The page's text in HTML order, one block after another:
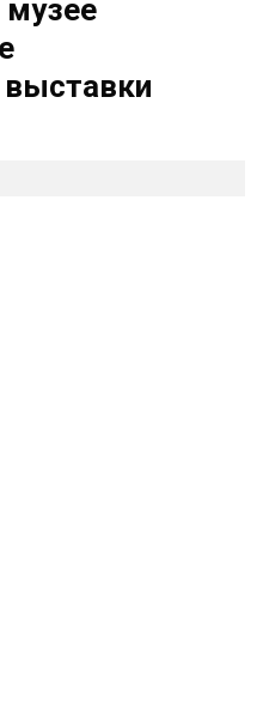
выставки